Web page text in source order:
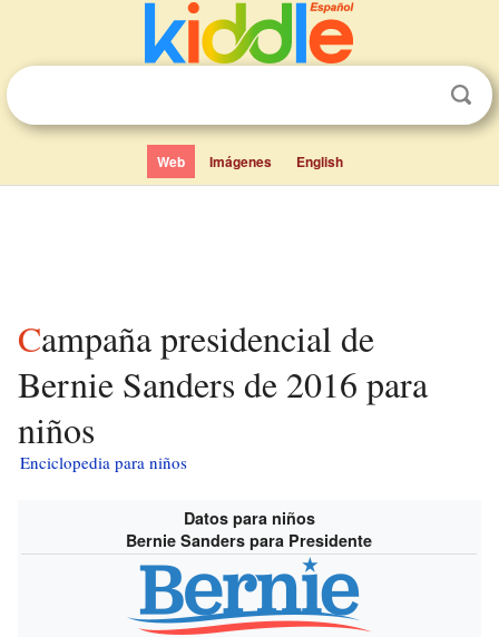
Web Imágenes English
Campaña presidencial de
Bernie Sanders de 2016 para
niños
Enciclopedia para niños
Datos para niños
Bernie Sanders para Presidente